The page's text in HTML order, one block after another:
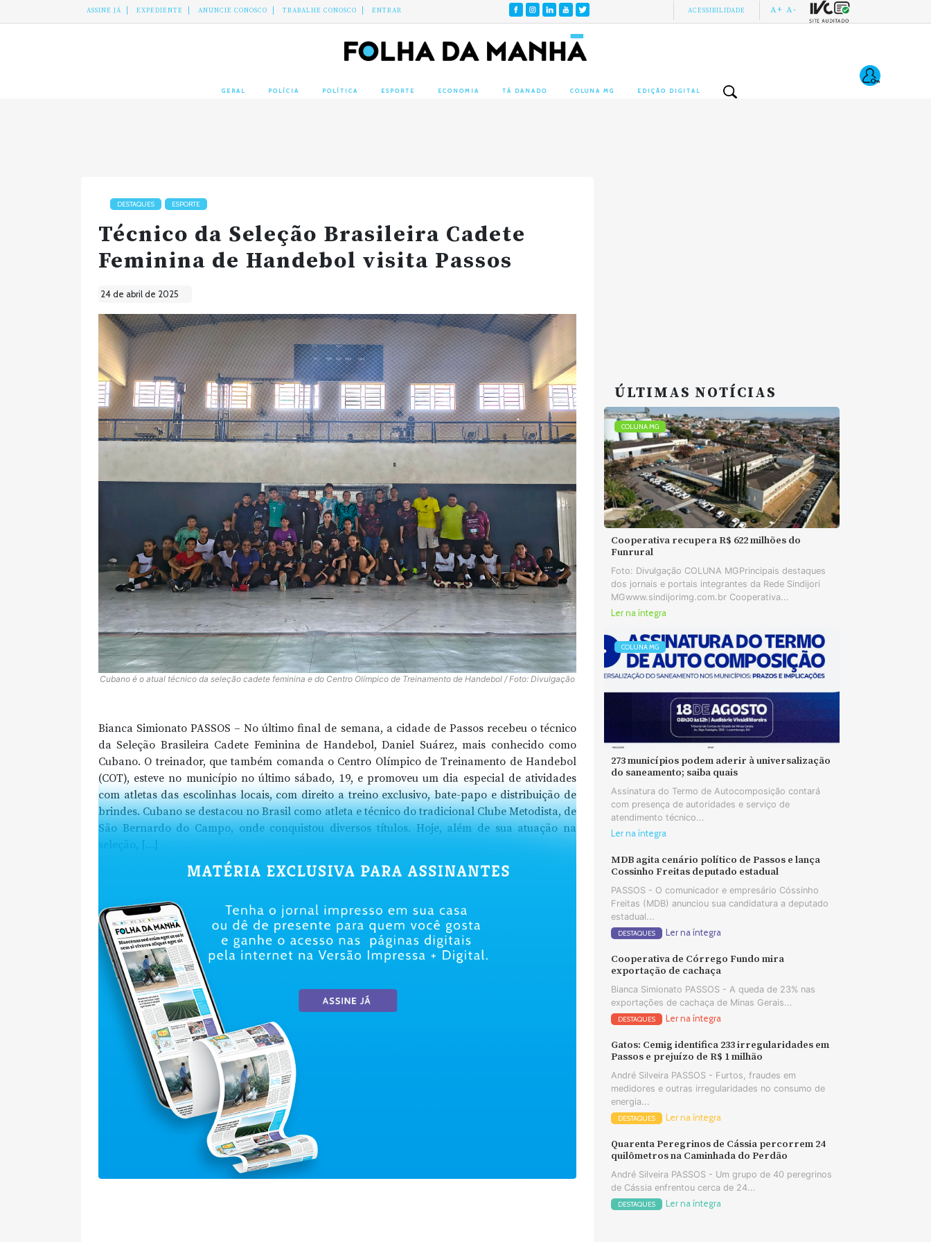
ASSINE JÁ EXPEDIENTE ANUNCIE CONOSCO TRABALHE CONOSCO ENTRAR ACESSIBILIDADE A+ A-
GERAL POLÍCIA POLÍTICA ESPORTE ECONOMIA TÁ DANADO COLUNA MG EDIÇÃO DIGITAL
DESTAQUES ESPORTE
Técnico da Seleção Brasileira Cadete
Feminina de Handebol visita Passos
24 de abril de 2025
Cubano é o atual técnico da seleção cadete feminina e do Centro Olímpico de Treinamento de Handebol / Foto: Divulgação
Bianca Simionato PASSOS – No último final de semana, a cidade de Passos recebeu o técnico
da Seleção Brasileira Cadete Feminina de Handebol, Daniel Suárez, mais conhecido como
Cubano. O treinador, que também comanda o Centro Olímpico de Treinamento de Handebol
(COT), esteve no município no último sábado, 19, e promoveu um dia especial de atividades
com atletas das escolinhas locais, com direito a treino exclusivo, bate-papo e distribuição de
brindes. Cubano se destacou no Brasil como atleta e técnico do tradicional Clube Metodista, de
São Bernardo do Campo, onde conquistou diversos títulos. Hoje, além de sua atuação na
seleção, […]
ÚLTIMAS NOTÍCIAS
COLUNA MG
Cooperativa recupera R$ 622 milhões do
Funrural
Foto: Divulgação COLUNA MGPrincipais destaques
dos jornais e portais integrantes da Rede Sindijori
MGwww.sindijorimg.com.br Cooperativa...
Ler na íntegra
COLUNA MG
273 municípios podem aderir à universalização
do saneamento; saiba quais
Assinatura do Termo de Autocomposição contará
com presença de autoridades e serviço de
atendimento técnico...
Ler na íntegra
MDB agita cenário político de Passos e lança
Cossinho Freitas deputado estadual
PASSOS - O comunicador e empresário Cóssinho
Freitas (MDB) anunciou sua candidatura a deputado
estadual...
DESTAQUES Ler na íntegra
Cooperativa de Córrego Fundo mira
exportação de cachaça
Bianca Simionato PASSOS - A queda de 23% nas
exportações de cachaça de Minas Gerais...
DESTAQUES Ler na íntegra
Gatos: Cemig identifica 233 irregularidades em
Passos e prejuízo de R$ 1 milhão
André Silveira PASSOS - Furtos, fraudes em
medidores e outras irregularidades no consumo de
energia...
DESTAQUES Ler na íntegra
Quarenta Peregrinos de Cássia percorrem 24
quilômetros na Caminhada do Perdão
André Silveira PASSOS - Um grupo de 40 peregrinos
de Cássia enfrentou cerca de 24...
DESTAQUES Ler na íntegra